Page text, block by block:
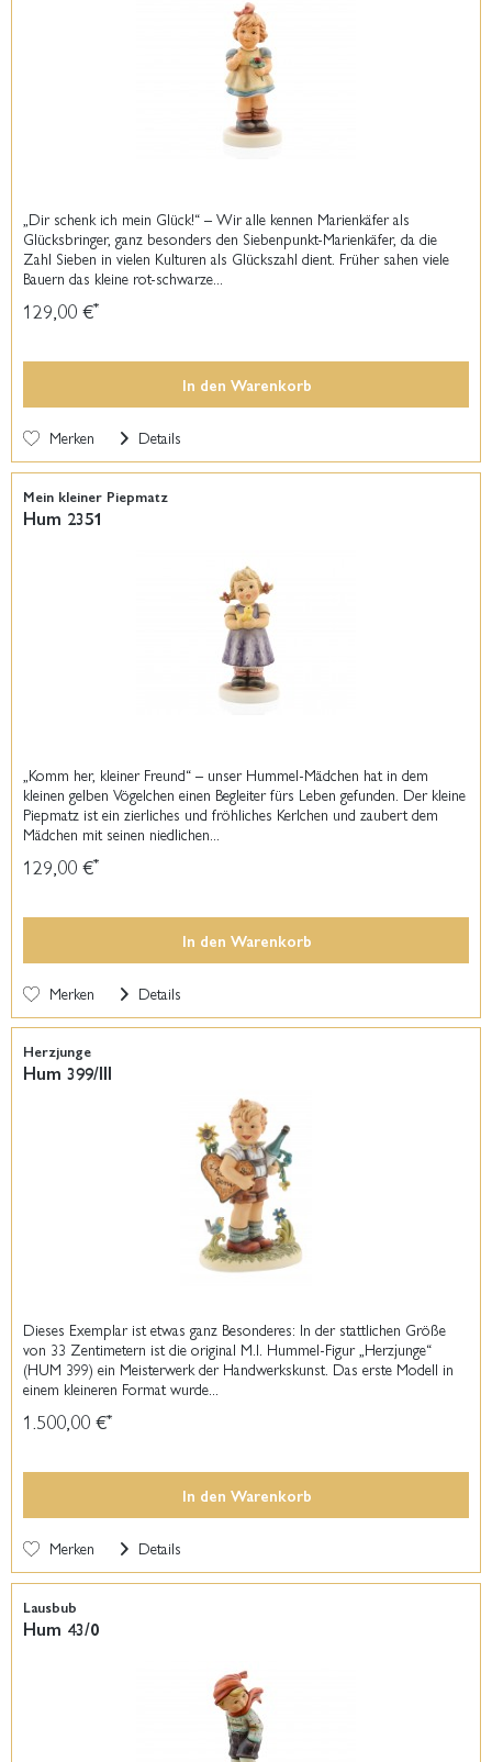
„Dir schenk ich mein Glück!“ – Wir alle kennen Marienkäfer als
Glücksbringer, ganz besonders den Siebenpunkt-Marienkäfer, da die
Zahl Sieben in vielen Kulturen als Glückszahl dient. Früher sahen viele
Bauern das kleine rot-schwarze...
129,00 €*
In den Warenkorb
Merken Details
Mein kleiner Piepmatz
Hum 2351
„Komm her, kleiner Freund“ – unser Hummel-Mädchen hat in dem
kleinen gelben Vögelchen einen Begleiter fürs Leben gefunden. Der kleine
Piepmatz ist ein zierliches und fröhliches Kerlchen und zaubert dem
Mädchen mit seinen niedlichen...
129,00 €*
In den Warenkorb
Merken Details
Herzjunge
Hum 399/III
Dieses Exemplar ist etwas ganz Besonderes: In der stattlichen Größe
von 33 Zentimetern ist die original M.I. Hummel-Figur „Herzjunge“
(HUM 399) ein Meisterwerk der Handwerkskunst. Das erste Modell in
einem kleineren Format wurde...
1.500,00 €*
In den Warenkorb
Merken Details
Lausbub
Hum 43/0